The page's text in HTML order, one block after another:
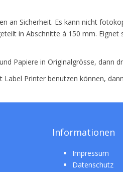
an Sicherheit. Es kann nicht
in Abschnitte à 150 mm. Eignet
Papiere in Originalgrösse, dann
Printer benutzen können,
Informationen
Impressum
Datenschutz